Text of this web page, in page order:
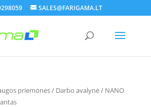
SALES@FARIGAMA.LT
priemonės/ Darbo avalynė/ NANO